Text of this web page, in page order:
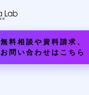
無料相談や資料請求、
お問い合わせはこちら